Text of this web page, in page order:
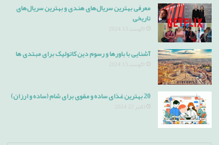
معرفی بهترین سریال‌های هندی و بهترین سریال‌های
تاریخی
آگوست 13, 2024
آشنایی با باورها و رسوم دین کاتولیک برای مبتدی ها
آگوست 13, 2024
20 بهترین غذای ساده و مقوی برای شام (ساده و ارزان)
اکتبر 22, 2024